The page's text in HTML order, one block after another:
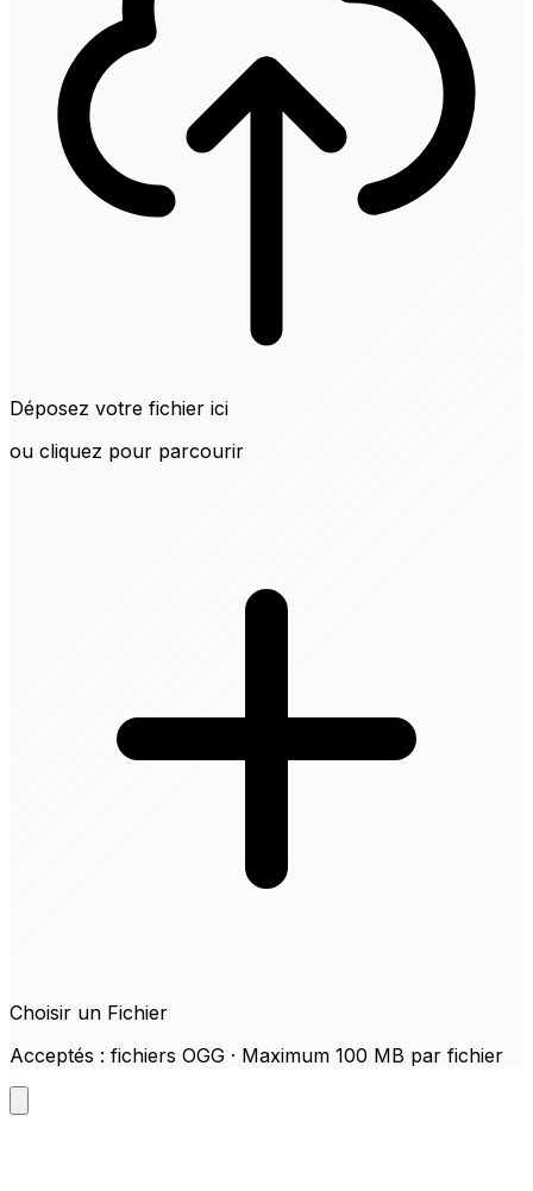
Déposez votre fichier ici
ou cliquez pour parcourir
Choisir un Fichier
Acceptés : fichiers OGG · Maximum 100 MB par fichier